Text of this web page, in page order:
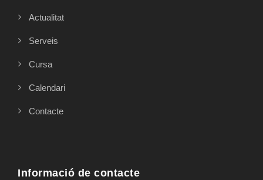
Actualitat
Serveis
Cursa
Calendari
Contacte
Informació de contacte